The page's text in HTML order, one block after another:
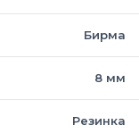
Бирма
8 мм
Резинка